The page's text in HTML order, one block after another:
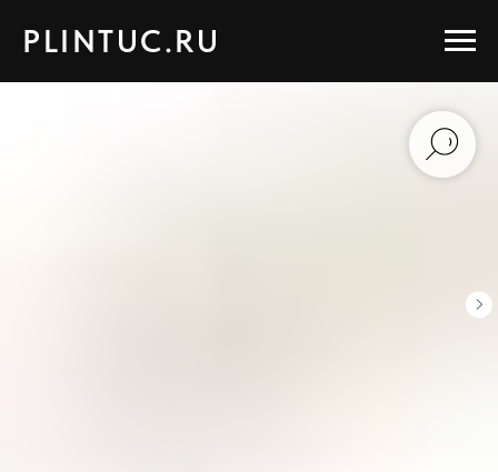
PLINTUC.RU